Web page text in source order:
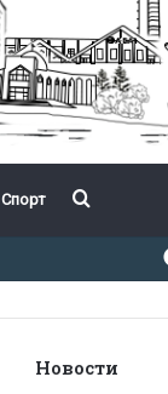
Спорт Іздеу
Новости